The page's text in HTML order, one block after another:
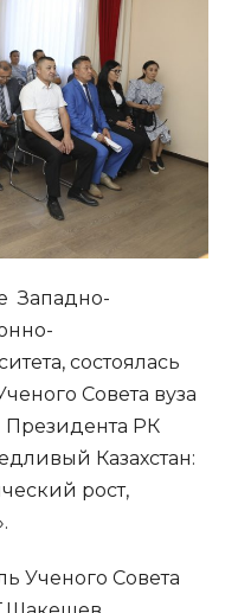
Западно-
состоялась
Совета вуза
РК
Казахстан:
рост,
Ученого Совета